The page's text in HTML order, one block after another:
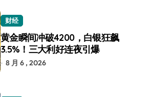
财经
黄金瞬间冲破4200，白银狂飙
3.5%！三大利好连夜引爆
8 月 6 , 2026